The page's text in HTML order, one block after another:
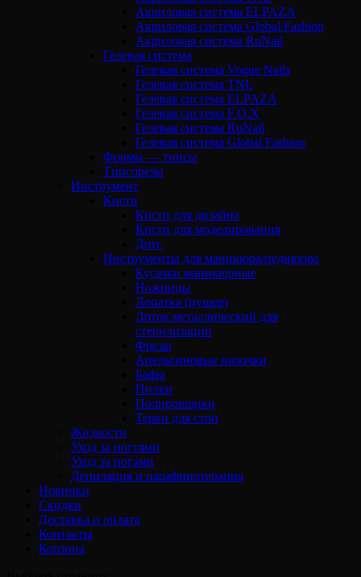
Акриловая система ELPAZA
Акриловая система Global Fashion
Акриловая система RuNail
Гелевая система
Гелевая система Vogue Nails
Гелевая система TNL
Гелевая система ELPAZA
Гелевая система F.O.X
Гелевая система RuNail
Гелевая система Global Fashion
Формы — типсы
Типсорезы
Инструмент
Кисти
Кисти для дизайна
Кисти для моделирования
Дотс
Инструменты для маникюра/педикюра
Кусачки маникюрные
Ножницы
Лопатка (пушер)
Лоток металлический для
стерилизации
Фрезы
Апельсиновые палочки
Бафы
Пилки
Полировщики
Терки для стоп
Жидкости
Уход за ногтями
Уход за ногами
Депиляция и парафинотерапия
Новинки
Скидки
Доставка и оплата
Контакты
Корзина